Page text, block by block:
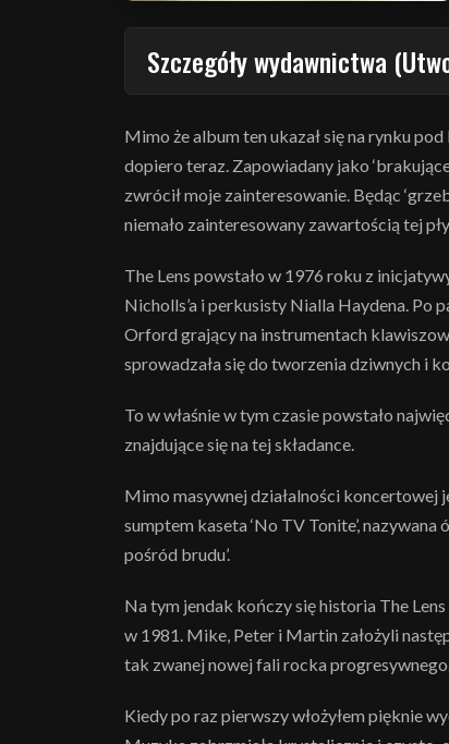
Szczegóły wydawnictwa
Mimo że album ten ukazał się na rynku
dopiero teraz. Zapowiadany jako
zwrócił moje zainteresowanie. Będąc
niemało zainteresowany zawartością tej
The Lens powstało w 1976 roku z
Nicholls’a i perkusisty Nialla Haydena. Po
Orford grający na instrumentach
sprowadzała się do tworzenia dziwnych i
To w właśnie w tym czasie powstało
znajdujące się na tej składance.
Mimo masywnej działalności koncertowej
sumptem kaseta ‘No TV Tonite’,
pośród brudu’.
Na tym jendak kończy się historia The
w 1981. Mike, Peter i Martin założyli
tak zwanej nowej fali rocka
Kiedy po raz pierwszy włożyłem pięknie